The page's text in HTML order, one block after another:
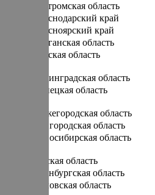
Костромская область
Краснодарский край
Красноярский край
Курганская область
Курская область
Ленинградская область
Липецкая область
Нижегородская область
Новгородская область
Новосибирская область
Омская область
Оренбургская область
Орловская область